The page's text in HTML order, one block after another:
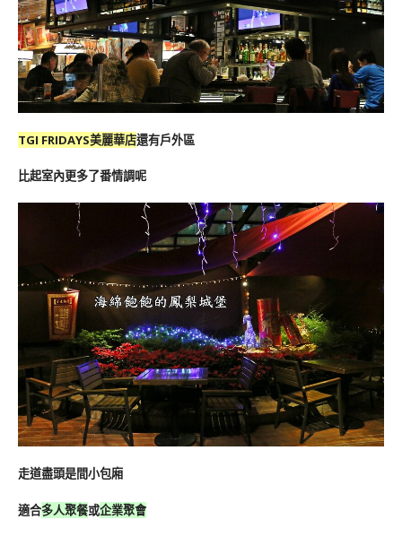
TGI FRIDAYS美麗華店還有戶外區
比起室內更多了番情調呢
走道盡頭是間小包廂
適合多人聚餐或企業聚會